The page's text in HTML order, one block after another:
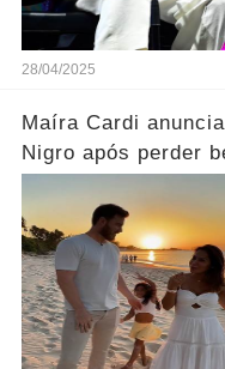
28/04/2025
Maíra Cardi
Nigro após perder